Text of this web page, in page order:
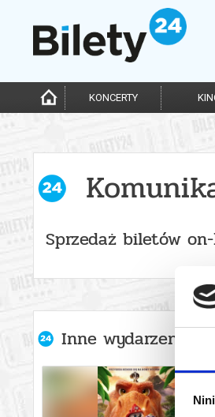
KONCERTY
Sprzedaż biletów
Inne wydarzenia